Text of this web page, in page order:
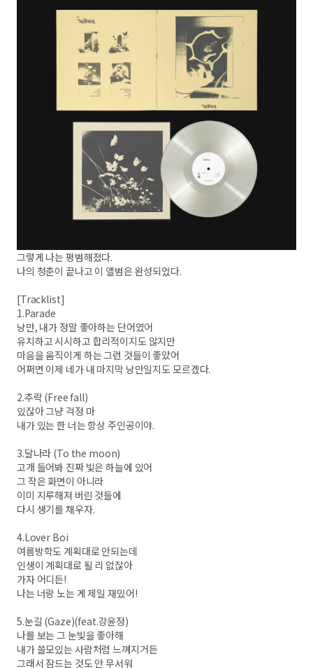
그렇게 나는 평범해졌다.
나의 청춘이 끝나고 이 앨범은 완성되었다.
[Tracklist]
1.Parade
낭만, 내가 정말 좋아하는 단어였어
유치하고 시시하고 합리적이지도 않지만
마음을 움직이게 하는 그런 것들이 좋았어
어쩌면 이제 네가 내 마지막 낭만일지도 모르겠다.
2.추락 (Free fall)
있잖아 그냥 걱정 마
내가 있는 한 너는 항상 주인공이야.
3.달나라 (To the moon)
고개 들어봐 진짜 빛은 하늘에 있어
그 작은 화면이 아니라
이미 지루해져 버린 것들에
다시 생기를 채우자.
4.Lover Boi
여름방학도 계획대로 안되는데
인생이 계획대로 될 리 없잖아
가자 어디든!
나는 너랑 노는 게 제일 재밌어!
5.눈길 (Gaze)(feat.강윤정)
나를 보는 그 눈빛을 좋아해
내가 쓸모있는 사람처럼 느껴지거든
그래서 잠드는 것도 안 무서워